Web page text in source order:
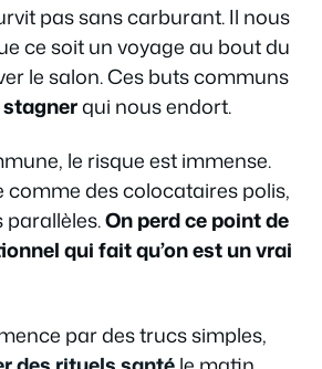
pas sans carburant. Il nous
ce soit un voyage au bout du
le salon. Ces buts communs
qui nous endort.
le risque est immense.
comme des colocataires polis,
parallèles.On perd ce point de
qui fait qu’on est un vrai
par des trucs simples,